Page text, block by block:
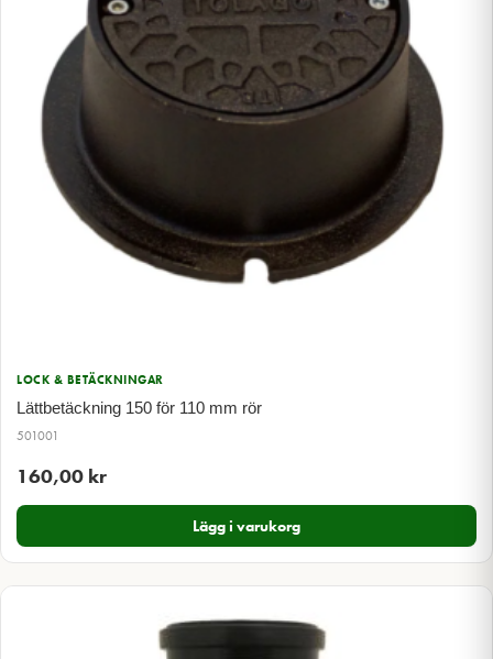
LOCK & BETÄCKNINGAR
Lättbetäckning 150 för 110 mm rör
501001
160,00 kr
Lägg i varukorg